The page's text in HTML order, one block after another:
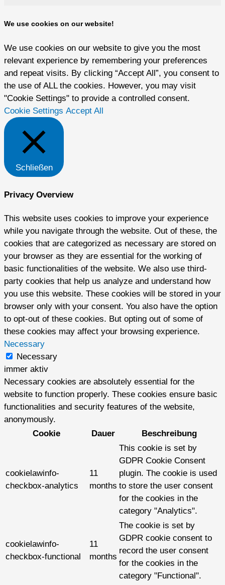
We use cookies on our website!
We use cookies on our website to give you the most
relevant experience by remembering your preferences
and repeat visits. By clicking “Accept All”, you consent to
the use of ALL the cookies. However, you may visit
"Cookie Settings" to provide a controlled consent.
Cookie Settings Accept All
Schließen
Privacy Overview
This website uses cookies to improve your experience
while you navigate through the website. Out of these, the
cookies that are categorized as necessary are stored on
your browser as they are essential for the working of
basic functionalities of the website. We also use third-
party cookies that help us analyze and understand how
you use this website. These cookies will be stored in your
browser only with your consent. You also have the option
to opt-out of these cookies. But opting out of some of
these cookies may affect your browsing experience.
Necessary
Necessary
immer aktiv
Necessary cookies are absolutely essential for the
website to function properly. These cookies ensure basic
functionalities and security features of the website,
anonymously.
Cookie
Dauer Beschreibung
cookielawinfo-
checkbox-analytics
11
months
This cookie is set by
GDPR Cookie Consent
plugin. The cookie is used
to store the user consent
for the cookies in the
category "Analytics".
cookielawinfo-
checkbox-functional
11
months
The cookie is set by
GDPR cookie consent to
record the user consent
for the cookies in the
category "Functional".